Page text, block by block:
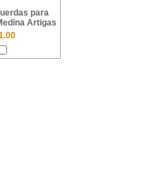
para
Artigas